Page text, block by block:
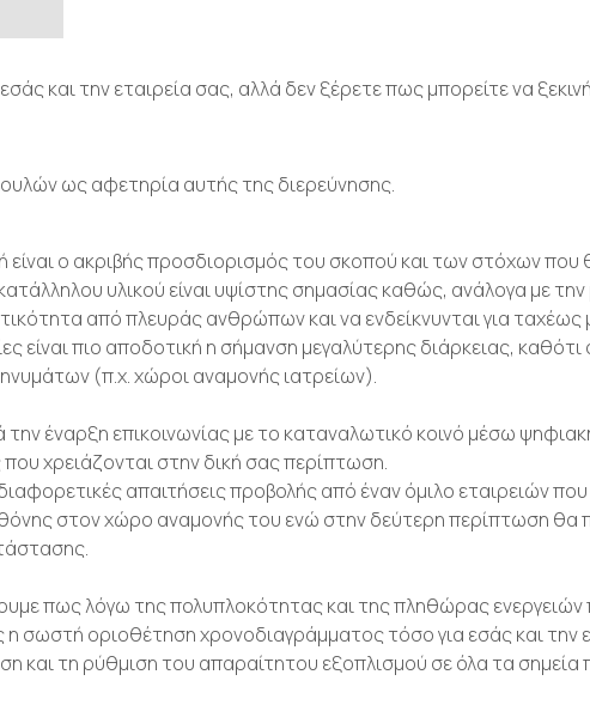
και την εταιρεία σας, αλλά δεν ξέρετε πως μπορείτε να
ως αφετηρία αυτής της διερεύνησης.
ο ακριβής προσδιορισμός του σκοπού και των στόχων που
υλικού είναι υψίστης σημασίας καθώς, ανάλογα με
από πλευράς ανθρώπων και να ενδείκνυνται για
είναι πιο αποδοτική η σήμανση μεγαλύτερης διάρκειας,
(π.χ. χώροι αναμονής ιατρείων).
έναρξη επικοινωνίας με το καταναλωτικό κοινό μέσω
χρειάζονται στην δική σας περίπτωση.
απαιτήσεις προβολής από έναν όμιλο εταιρειών
στον χώρο αναμονής του ενώ στην δεύτερη περίπτωση θα
πως λόγω της πολυπλοκότητας και της πληθώρας ενεργειών
η σωστή οριοθέτηση χρονοδιαγράμματος τόσο για εσάς και την
και τη ρύθμιση του απαραίτητου εξοπλισμού σε όλα τα σημεία